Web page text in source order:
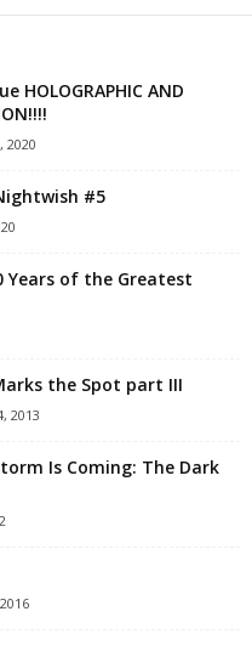
HOLOGRAPHIC AND
2020
#5
Years of the Greatest
the Spot part III
2013
Is Coming: The Dark